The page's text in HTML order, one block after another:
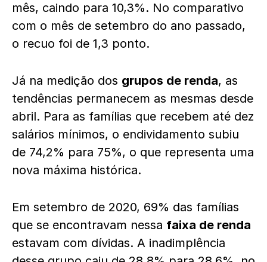
mês, caindo para 10,3%. No comparativo
com o mês de setembro do ano passado,
o recuo foi de 1,3 ponto.
Já na medição dos grupos de renda, as
tendências permanecem as mesmas desde
abril. Para as famílias que recebem até dez
salários mínimos, o endividamento subiu
de 74,2% para 75%, o que representa uma
nova máxima histórica.
Em setembro de 2020, 69% das famílias
que se encontravam nessa faixa de renda
estavam com dívidas. A inadimplência